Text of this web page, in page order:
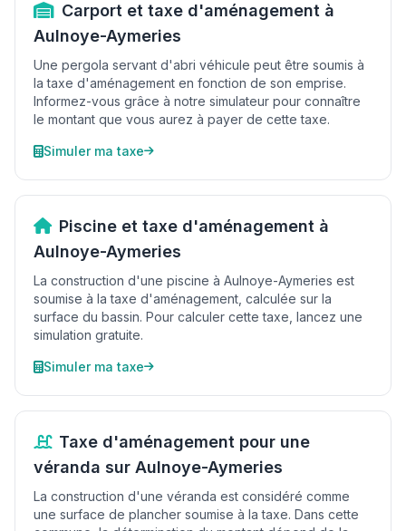
Carport et taxe d'aménagement à
Aulnoye-Aymeries
Une pergola servant d'abri véhicule peut être soumis à
la taxe d'aménagement en fonction de son emprise.
Informez-vous grâce à notre simulateur pour connaître
le montant que vous aurez à payer de cette taxe.
Simuler ma taxe
Piscine et taxe d'aménagement à
Aulnoye-Aymeries
La construction d'une piscine à Aulnoye-Aymeries est
soumise à la taxe d'aménagement, calculée sur la
surface du bassin. Pour calculer cette taxe, lancez une
simulation gratuite.
Simuler ma taxe
Taxe d'aménagement pour une
véranda sur Aulnoye-Aymeries
La construction d'une véranda est considéré comme
une surface de plancher soumise à la taxe. Dans cette